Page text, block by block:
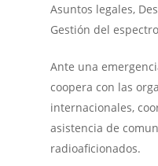
Asuntos legales,
Gestión del
Ante una
coopera con las
internacionales,
asistencia de
radioaficionados.